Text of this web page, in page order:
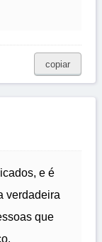
copiar
e é
verdadeira
que